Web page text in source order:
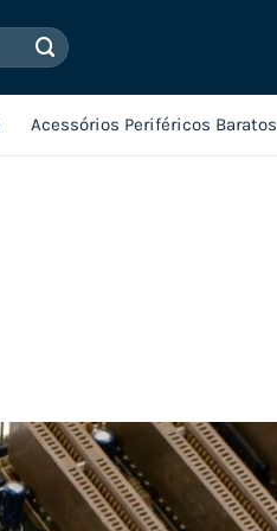
Acessórios Periféricos Baratos